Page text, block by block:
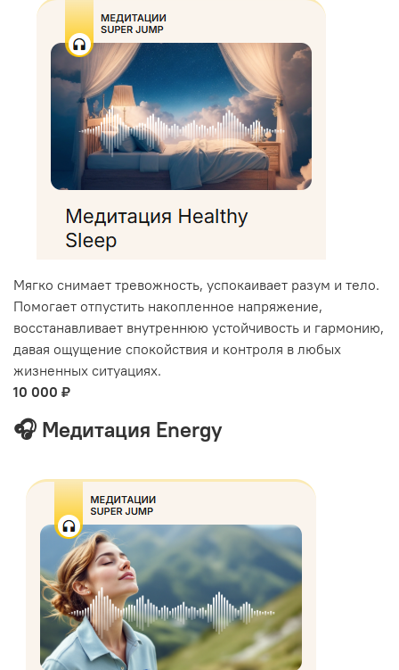
Мягко снимает тревожность, успокаивает разум и тело.
Помогает отпустить накопленное напряжение,
восстанавливает внутреннюю устойчивость и гармонию,
давая ощущение спокойствия и контроля в любых
жизненных ситуациях.
10 000 ₽
🎧 Медитация Energy